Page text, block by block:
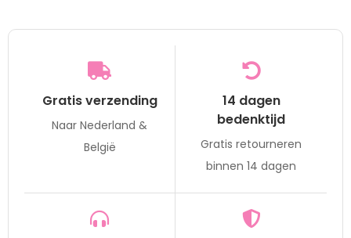
Gratis verzending
Naar Nederland &
België
14 dagen
bedenktijd
Gratis retourneren
binnen 14 dagen